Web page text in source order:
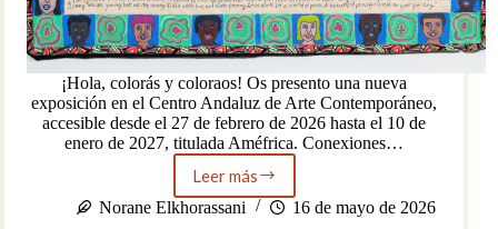
¡Hola, colorás y coloraos! Os presento una nueva
exposición en el Centro Andaluz de Arte Contemporáneo,
accesible desde el 27 de febrero de 2026 hasta el 10 de
enero de 2027, titulada Améfrica. Conexiones…
Leer másAméfrica:
arte
Norane Elkhorassani 16 de mayo de 2026